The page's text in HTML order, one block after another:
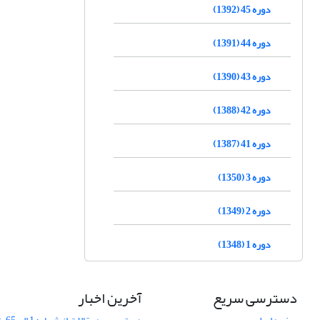
دوره 45 (1392)
دوره 44 (1391)
دوره 43 (1390)
دوره 42 (1388)
دوره 41 (1387)
دوره 3 (1350)
دوره 2 (1349)
دوره 1 (1348)
دسترسی سریع آخرین اخبار